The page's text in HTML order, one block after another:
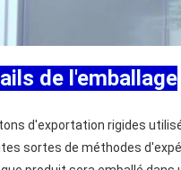
de l'emballage
d'exportation rigides
sortes de méthodes